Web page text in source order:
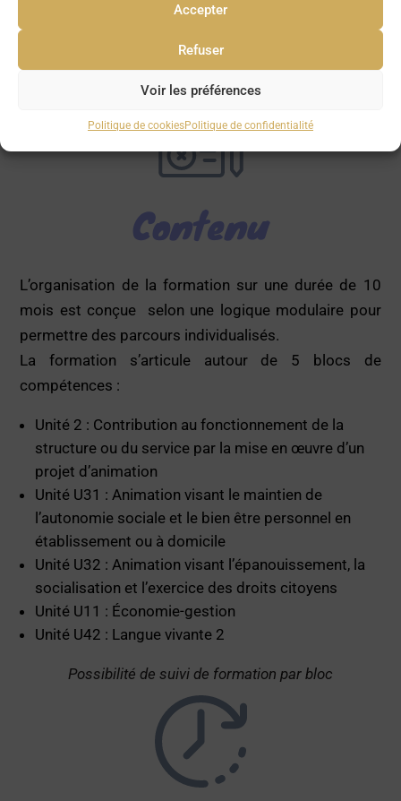
Accepter
Refuser
Voir les préférences
Politique de cookiesPolitique de confidentialité
d’animateur (CDD, CDI) sur 10 mois ou 2 ans
Contenu
L’organisation de la formation sur une durée de 10
mois est conçue selon une logique modulaire pour
permettre des parcours individualisés.
La formation s’articule autour de 5 blocs de
compétences :
Unité 2 : Contribution au fonctionnement de la
structure ou du service par la mise en œuvre d’un
projet d’animation
Unité U31 : Animation visant le maintien de
l’autonomie sociale et le bien être personnel en
établissement ou à domicile
Unité U32 : Animation visant l’épanouissement, la
socialisation et l’exercice des droits citoyens
Unité U11 : Économie-gestion
Unité U42 : Langue vivante 2
Possibilité de suivi de formation par bloc